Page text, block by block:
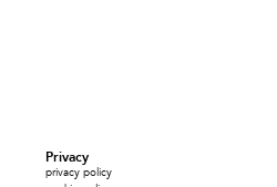
Privacy
privacy policy